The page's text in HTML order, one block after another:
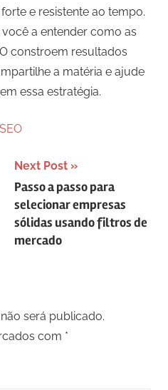
e resistente ao tempo.
a entender como as
constroem resultados
a matéria e ajude
essa estratégia.
Next Post
Passo a passo para
selecionar empresas
sólidas usando filtros de
mercado
será publicado.
com *